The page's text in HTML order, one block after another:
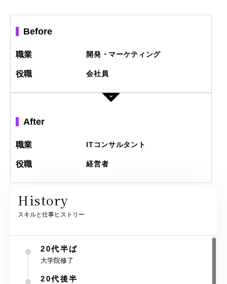
Before
職業 開発・マーケティング
役職 会社員
After
職業 ITコンサルタント
役職 経営者
History
スキルと仕事ヒストリー
20代半ば
大学院修了
20代後半